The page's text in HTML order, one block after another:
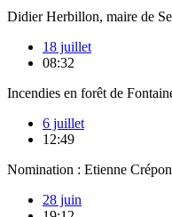
Didier Herbillon, maire de
18 juillet
08:32
Incendies en forêt de
6 juillet
12:49
Nomination : Etienne
28 juin